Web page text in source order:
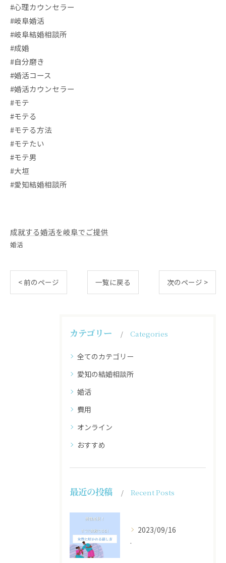
#心理カウンセラー
#岐阜婚活
#岐阜結婚相談所
#成婚
#自分磨き
#婚活コース
#婚活カウンセラー
#モテ
#モテる
#モテる方法
#モテたい
#モテ男
#大垣
#愛知結婚相談所
成就する婚活を岐阜でご提供
婚活
< 前のページ 一覧に戻る 次のページ >
カテゴリー Categories
全てのカテゴリー
愛知の結婚相談所
婚活
費用
オンライン
おすすめ
最近の投稿 Recent Posts
2023/09/16
.